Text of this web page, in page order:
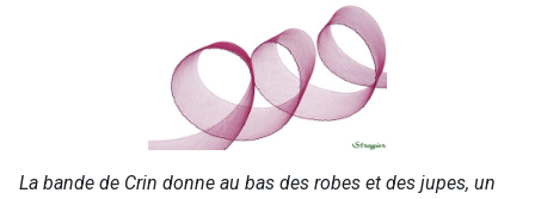
La bande de Crin donne au bas des robes et des jupes, un